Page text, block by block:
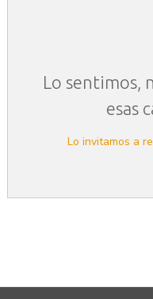
Lo sentimos,
esas
Lo invitamos a